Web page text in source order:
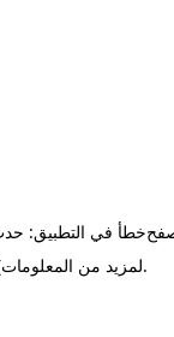
خطأ في التطبيق:
لمزيد من.